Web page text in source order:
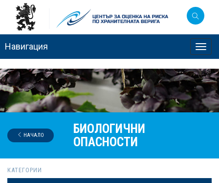
Навигация
БИОЛОГИЧНИ
ОПАСНОСТИ
НАЧАЛО
КАТЕГОРИИ